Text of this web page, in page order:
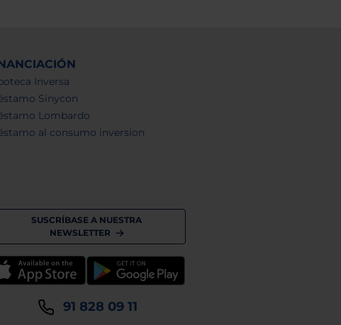
Inversa
Sinycon
Lombardo
al consumo inversion
SUSCRÍBASE A NUESTRA
NEWSLETTER
91 828 09 11